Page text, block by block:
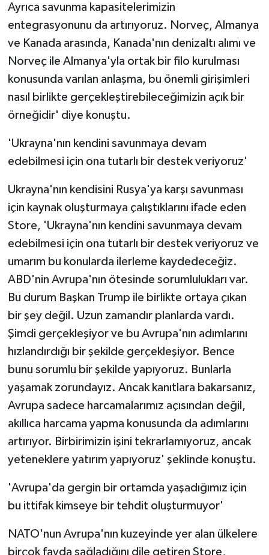
Ayrıca savunma kapasitelerimizin
entegrasyonunu da artırıyoruz. Norveç, Almanya
ve Kanada arasında, Kanada'nın denizaltı alımı ve
Norveç ile Almanya'yla ortak bir filo kurulması
konusunda varılan anlaşma, bu önemli girişimleri
nasıl birlikte gerçekleştirebileceğimizin açık bir
örneğidir' diye konuştu.
'Ukrayna'nın kendini savunmaya devam
edebilmesi için ona tutarlı bir destek veriyoruz'
Ukrayna'nın kendisini Rusya'ya karşı savunması
için kaynak oluşturmaya çalıştıklarını ifade eden
Store, 'Ukrayna'nın kendini savunmaya devam
edebilmesi için ona tutarlı bir destek veriyoruz ve
umarım bu konularda ilerleme kaydedeceğiz.
ABD'nin Avrupa'nın ötesinde sorumlulukları var.
Bu durum Başkan Trump ile birlikte ortaya çıkan
bir şey değil. Uzun zamandır planlarda vardı.
Şimdi gerçekleşiyor ve bu Avrupa'nın adımlarını
hızlandırdığı bir şekilde gerçekleşiyor. Bence
bunu sorumlu bir şekilde yapıyoruz. Bunlarla
yaşamak zorundayız. Ancak kanıtlara bakarsanız,
Avrupa sadece harcamalarımız açısından değil,
akıllıca harcama yapma konusunda da adımlarını
artırıyor. Birbirimizin işini tekrarlamıyoruz, ancak
yeteneklere yatırım yapıyoruz' şeklinde konuştu.
'Avrupa'da gergin bir ortamda yaşadığımız için
bu ittifak kimseye bir tehdit oluşturmuyor'
NATO'nun Avrupa'nın kuzeyinde yer alan ülkelere
birçok fayda sağladığını dile getiren Store,